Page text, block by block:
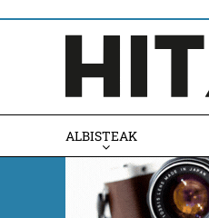
ALBISTEAK